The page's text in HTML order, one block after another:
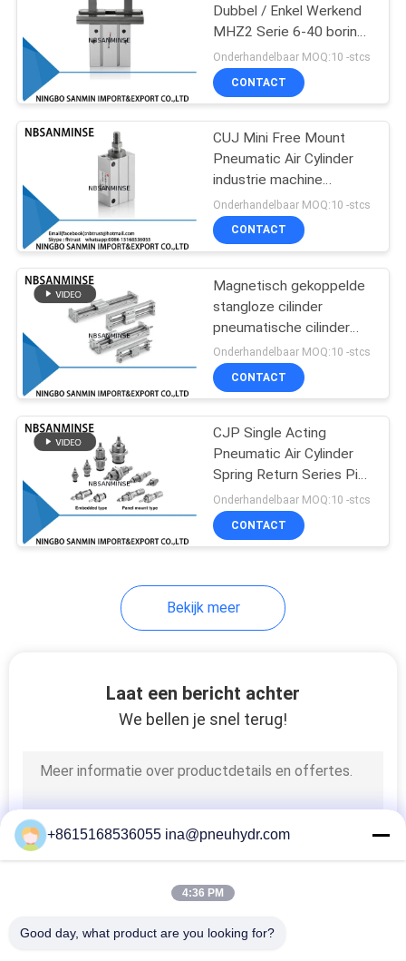
Het Smeermiddel
van de
filterregelgever
Pneumatische
Luchtcilinder
75
pneumatische
luchtmontage
HVAC-klep
Vloeibare Drukmaat
Dubbel / Enkel Werkend
MHZ2 Serie 6-40 boring
automatische
productielijn
Onderhandelbaar MOQ:10 -stcs
CONTACT
CUJ Mini Free Mount
Pneumatic Air Cylinder
industrie machine
automatische
productielijn
Onderhandelbaar MOQ:10 -stcs
CONTACT
Magnetisch gekoppelde
stangloze cilinder
pneumatische cilinder
glijlager hoge kwaliteit
Onderhandelbaar MOQ:10 -stcs
CONTACT
CJP Single Acting
Pneumatic Air Cylinder
Spring Return Series Pin
Cylinder textielmachine
Onderhandelbaar MOQ:10 -stcs
CONTACT
Bekijk meer
Laat een bericht achter
We bellen je snel terug!
+8615168536055 ina@pneuhydr.com
4:36 PM
Good day, what product are you looking for?